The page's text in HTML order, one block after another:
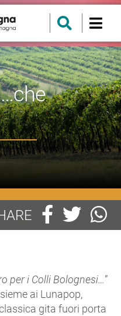
per i Colli Bolognesi…”
ai Lunapop,
gita fuori porta